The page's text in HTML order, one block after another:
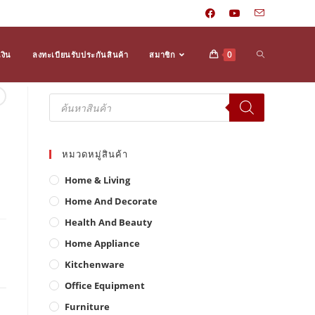
น ลงทะเบียนรับประกันสินค้า สมาชิก 0 Toggle
Products
search
หมวดหมู่สินค้า
Home & Living
Home And Decorate
Health And Beauty
Home Appliance
Kitchenware
Office Equipment
Furniture